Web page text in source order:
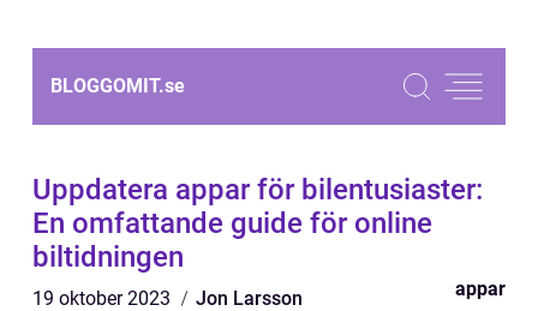
BLOGGOMIT.se
Uppdatera appar för bilentusiaster:
En omfattande guide för online
biltidningen
19 oktober 2023 Jon Larsson appar